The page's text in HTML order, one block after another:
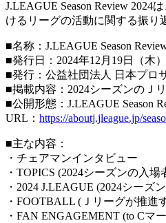
J.LEAGUE Season Review
けるリーグの活動に関する振り
■名称：J.LEAGUE Season
■発行日：2024年12月19日（木）
■発行：公益社団法人 日本プロ
■掲載内容：2024シーズンのＪ
■公開形態：J.LEAGUE Season
URL： https://aboutj.jleague.jp/
■主な内容：
・チェアマンインタビュー
・TOPICS (2024シーズンの入
・2024 J.LEAGUE (2024シー
・FOOTBALL (Ｊリーグが推
・FAN ENGAGEMENT (to Cマ